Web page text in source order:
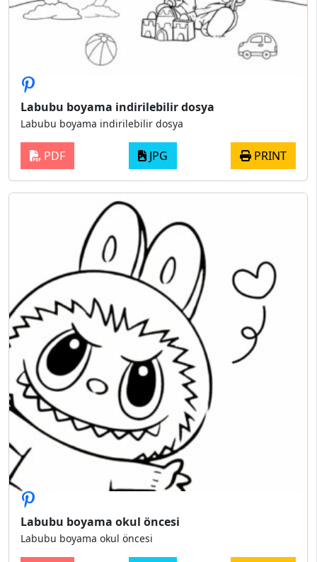
Labubu boyama indirilebilir dosya
Labubu boyama indirilebilir dosya
PDF JPG PRINT
Labubu boyama okul öncesi
Labubu boyama okul öncesi